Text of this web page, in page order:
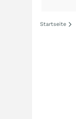
Startseite